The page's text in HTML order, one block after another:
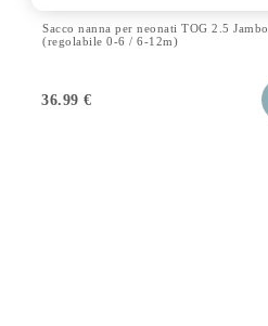
Sacco nanna per neonati TOG 2.5 Jambo
(regolabile 0-6 / 6-12m)
36.99€